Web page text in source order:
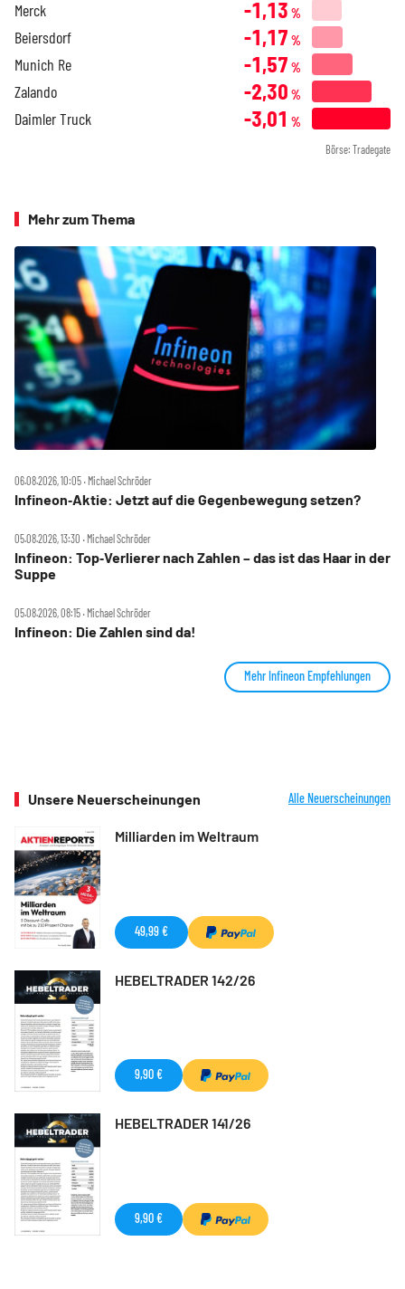
Merck -1,13 %
Beiersdorf -1,17 %
Munich Re -1,57 %
Zalando -2,30 %
Daimler Truck -3,01 %
Börse: Tradegate
Mehr zum Thema
06.08.2026, 10:05 ‧ Michael Schröder
Infineon‑Aktie: Jetzt auf die Gegenbewegung setzen?
05.08.2026, 13:30 ‧ Michael Schröder
Infineon: Top‑Verlierer nach Zahlen – das ist das Haar in der
Suppe
05.08.2026, 08:15 ‧ Michael Schröder
Infineon: Die Zahlen sind da!
Mehr Infineon Empfehlungen
Unsere Neuerscheinungen Alle Neuerscheinungen
Milliarden im Weltraum
49,99 €
HEBELTRADER 142/26
9,90 €
HEBELTRADER 141/26
9,90 €